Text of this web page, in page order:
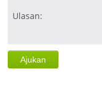
Ulasan: